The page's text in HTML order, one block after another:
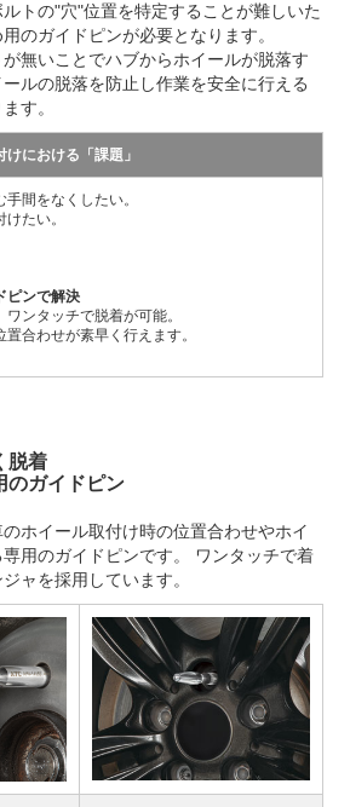
トの"穴"位置を特定することが難しいた
のガイドピンが必要となります。
無いことでハブからホイールが脱落す
ルの脱落を防止し作業を安全に行える
す。
における「課題」
手間をなくしたい。
たい。
ピンで解決
ワンタッチで脱着が可能。
置合わせが素早く行えます。
脱着
のガイドピン
ホイール取付け時の位置合わせやホイ
用のガイドピンです。 ワンタッチで着
ャを採用しています。